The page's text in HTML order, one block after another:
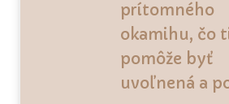
prítomného
okamihu, čo
pomôže byť
uvoľnená a